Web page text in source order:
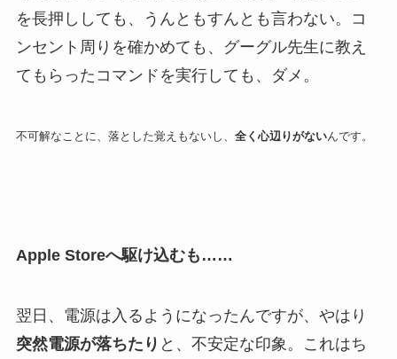
を長押ししても、うんともすんとも言わない。コ
ンセント周りを確かめても、グーグル先生に教え
てもらったコマンドを実行しても、ダメ。
不可解なことに、落とした覚えもないし、 全く心辺りがないんです。
Apple Storeへ駆け込むも……
翌日、電源は入るようになったんですが、やはり
突然電源が落ちたり と、不安定な印象。これはち